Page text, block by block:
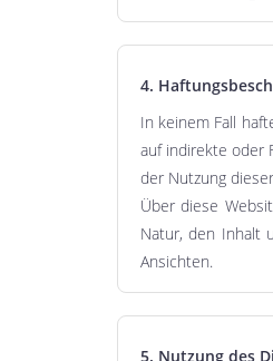
4.
In keinem Fall
auf indirekte oder
der Nutzung
Über diese
Natur, den Inhalt
Ansichten.
5. Nutzung des